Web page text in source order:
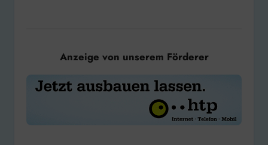
Anzeige von unserem Förderer